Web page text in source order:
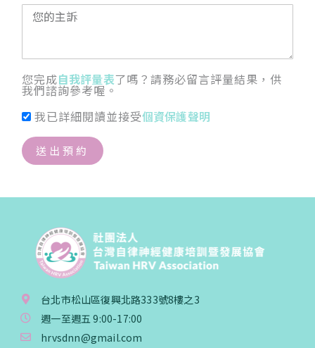
您完成自我評量表了嗎？請務必留言評量結果，供
我們諮詢參考喔。
我已詳細閱讀並接受個資保護聲明
送出預約
台北市松山區復興北路333號8樓之3
週一至週五 9:00-17:00
hrvsdnn@gmail.com